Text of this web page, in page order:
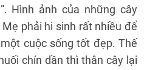
Hình ảnh của những cây
phải hi sinh rất nhiều để
cuộc sống tốt đẹp. Thế
chín dần thì thân cây lại